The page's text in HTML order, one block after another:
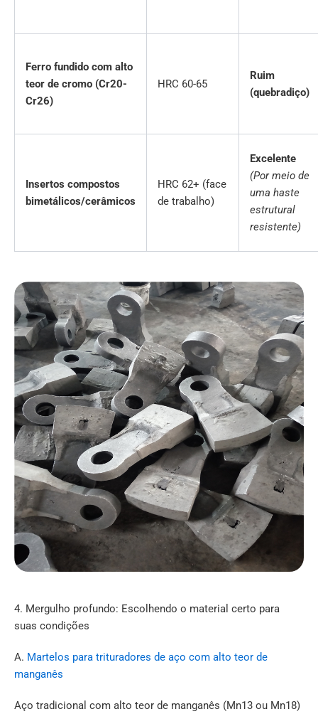
Ferro fundido com alto
teor de cromo (Cr20-
Cr26)
HRC 60-65
Ruim
(quebradiço)
Insertos compostos
bimetálicos/cerâmicos
HRC 62+ (face
de trabalho)
Excelente
(Por meio de
uma haste
estrutural
resistente)
4. Mergulho profundo: Escolhendo o material certo para
suas condições
A. Martelos para trituradores de aço com alto teor de
manganês
Aço tradicional com alto teor de manganês (Mn13 ou Mn18)